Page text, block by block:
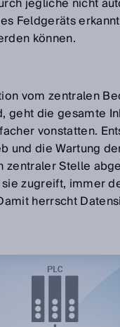
Feldgeräts
können.
vom zentralen
geht die gesamte
vonstatten.
und die Wartung
zentraler Stelle
zugreift, immer
herrscht